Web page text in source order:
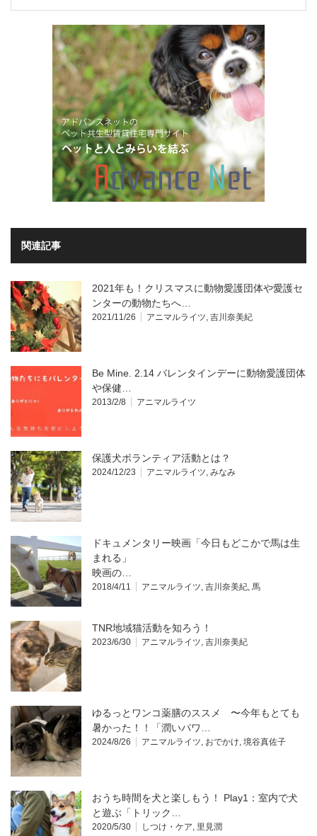
関連記事
2021年も！クリスマスに動物愛護団体や愛護セ
ンターの動物たちへ…
2021/11/26 アニマルライツ 吉川奈美紀
Be Mine. 2.14 バレンタインデーに動物愛護団体
や保健…
2013/2/8 アニマルライツ
保護犬ボランティア活動とは？
2024/12/23 アニマルライツ みなみ
ドキュメンタリー映画「今日もどこかで馬は生
まれる」
映画の…
2018/4/11 アニマルライツ 吉川奈美紀 馬
TNR地域猫活動を知ろう！
2023/6/30 アニマルライツ 吉川奈美紀
ゆるっとワンコ薬膳のススメ 〜今年もとても
暑かった！！「潤いパワ…
2024/8/26 アニマルライツ おでかけ 境谷真佐子
おうち時間を犬と楽しもう！ Play1：室内で犬
と遊ぶ「トリック…
2020/5/30 しつけ・ケア 里見潤